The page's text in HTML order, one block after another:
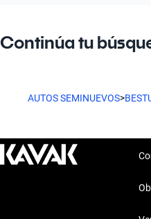
Continúa tu
AUTOS SEMINUEVOS>